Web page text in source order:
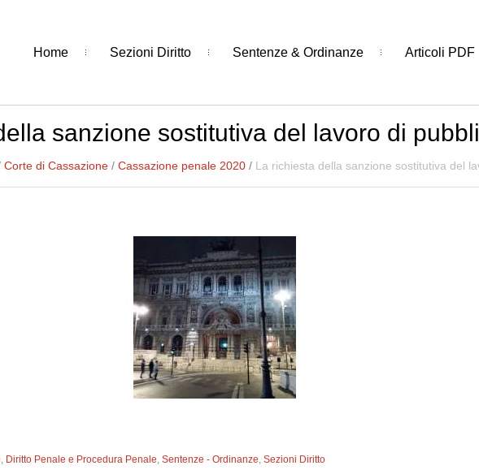
Home Sezioni Diritto Sentenze & Ordinanze Articoli PDF
sanzione sostitutiva del lavoro di
Corte di Cassazione / Cassazione penale 2020 / La richiesta della sanzione sostitutiva del
, Diritto Penale e Procedura Penale,Sentenze - Ordinanze,Sezioni Diritto